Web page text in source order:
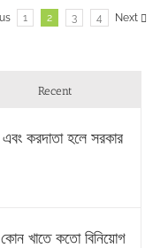
1 2 3 4 Next
Recent
করদাতা হলে সরকার
খাতে কতো বিনিয়োগ